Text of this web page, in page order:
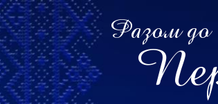
Разом до